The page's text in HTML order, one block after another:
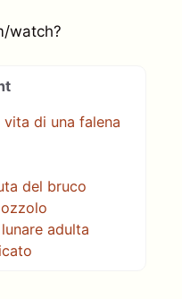
watch?
di una falena
del bruco
adulta